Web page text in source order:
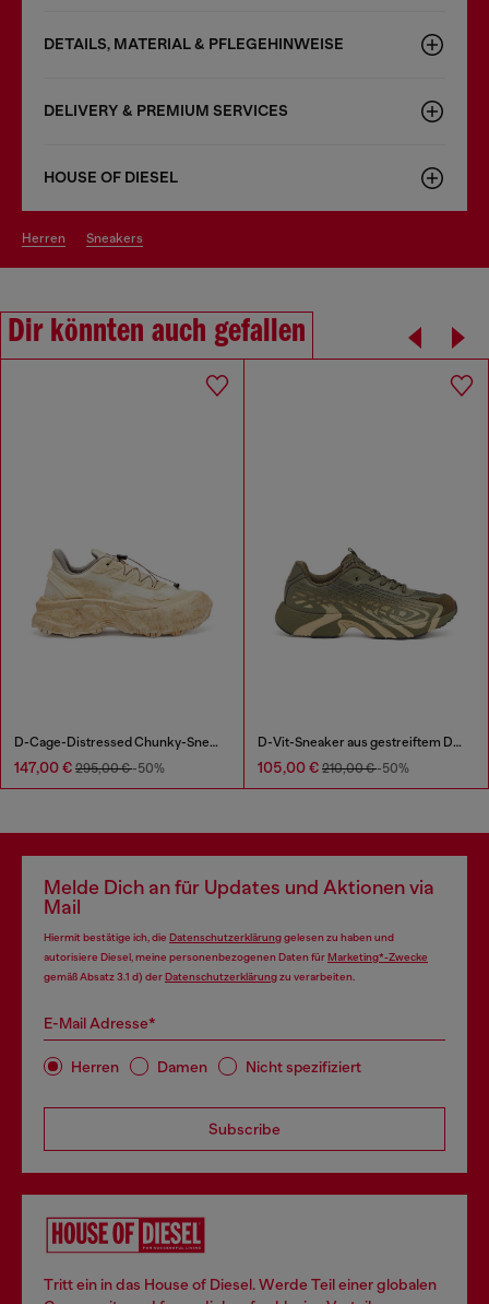
DETAILS, MATERIAL & PFLEGEHINWEISE
DELIVERY & PREMIUM SERVICES
HOUSE OF DIESEL
herren sneakers
Dir könnten auch gefallen
D-Cage-Distressed Chunky-Sneaker aus Ripstop
147,00 € 295,00 €-50%
D-Vit-Sneaker aus gestreiftem Dégradé-Mesh
105,00 € 210,00 €-50%
Melde Dich an für Updates und Aktionen via
Mail
Hiermit bestätige ich, die Datenschutzerklärunggelesen zu haben und
autorisiere Diesel, meine personenbezogenen Daten fürMarketing*-Zwecke
gemäß Absatz 3.1 d) derDatenschutzerklärungzu verarbeiten.
E-Mail Adresse*
Herren Damen Nicht spezifiziert
Subscribe
Tritt ein in das House of Diesel. Werde Teil einer globalen